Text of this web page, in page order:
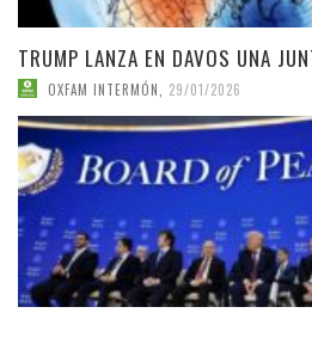
TRUMP LANZA EN DAVOS UNA
OXFAM INTERMÓN 29/01/2026